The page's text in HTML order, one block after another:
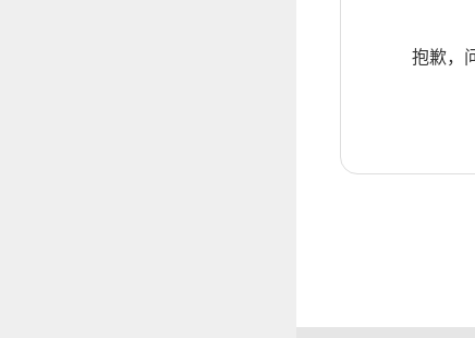
抱歉，